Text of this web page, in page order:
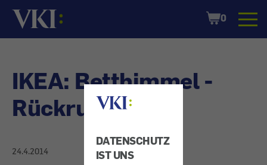
DATENSCHUTZ
IST UNS
Startseite
Shopping
Cart
0
IKEA: Betthimmel -
Rückrufaktion
24.4.2014